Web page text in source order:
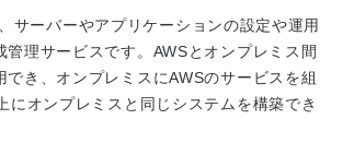
サーバーやアプリケーションの設定や運用
管理サービスです。AWSとオンプレミス間
でき、オンプレミスにAWSのサービスを組
にオンプレミスと同じシステムを構築でき